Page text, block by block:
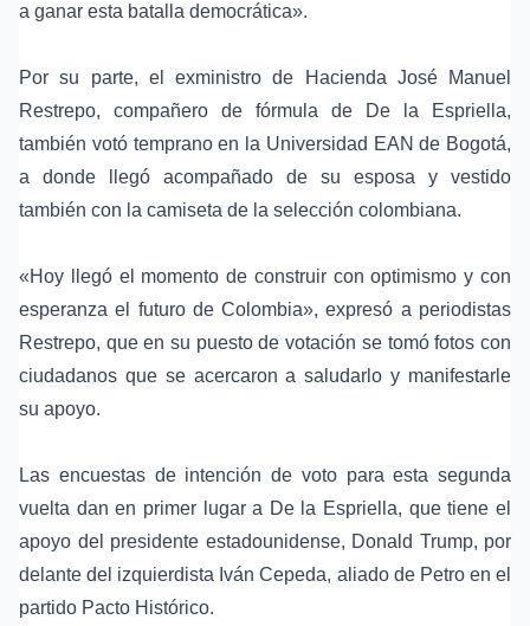
a ganar esta batalla democrática».
Por su parte, el exministro de Hacienda José Manuel
Restrepo, compañero de fórmula de De la Espriella,
también votó temprano en la Universidad EAN de Bogotá,
a donde llegó acompañado de su esposa y vestido
también con la camiseta de la selección colombiana.
«Hoy llegó el momento de construir con optimismo y con
esperanza el futuro de Colombia», expresó a periodistas
Restrepo, que en su puesto de votación se tomó fotos con
ciudadanos que se acercaron a saludarlo y manifestarle
su apoyo.
Las encuestas de intención de voto para esta segunda
vuelta dan en primer lugar a De la Espriella, que tiene el
apoyo del presidente estadounidense, Donald Trump, por
delante del izquierdista Iván Cepeda, aliado de Petro en el
partido Pacto Histórico.